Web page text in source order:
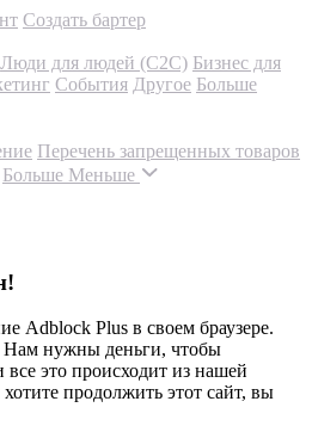
Создать бартер
Люди для людей (С2С) Бизнес для
События Другое Больше
Перечень запрещенных товаров
Больше Меньше
Adblock Plus в своем браузере.
Нам нужны деньги, чтобы
все это происходит из нашей
продолжить этот сайт, вы